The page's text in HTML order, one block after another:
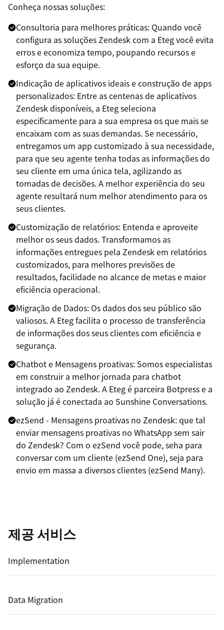
Conheça nossas soluções:
Consultoria para melhores práticas: Quando você
configura as soluções Zendesk com a Eteg você evita
erros e economiza tempo, poupando recursos e
esforço da sua equipe.
Indicação de aplicativos ideais e construção de apps
personalizados: Entre as centenas de aplicativos
Zendesk disponíveis, a Eteg seleciona
especificamente para a sua empresa os que mais se
encaixam com as suas demandas. Se necessário,
entregamos um app customizado à sua necessidade,
para que seu agente tenha todas as informações do
seu cliente em uma única tela, agilizando as
tomadas de decisões. A melhor experiência do seu
agente resultará num melhor atendimento para os
seus clientes.
Customização de relatórios: Entenda e aproveite
melhor os seus dados. Transformamos as
informações entregues pela Zendesk em relatórios
customizados, para melhores previsões de
resultados, facilidade no alcance de metas e maior
eficiência operacional.
Migração de Dados: Os dados dos seu público são
valiosos. A Eteg facilita o processo de transferência
de informações dos seus clientes com eficiência e
segurança.
Chatbot e Mensagens proativas: Somos especialistas
em construir a melhor jornada para chatbot
integrado ao Zendesk. A Eteg é parceira Botpress e a
solução já é conectada ao Sunshine Conversations.
ezSend - Mensagens proativas no Zendesk: que tal
enviar mensagens proativas no WhatsApp sem sair
do Zendesk? Com o ezSend você pode, seha para
conversar com um cliente (ezSend One), seja para
envio em massa a diversos clientes (ezSend Many).
제공 서비스
Implementation
Data Migration